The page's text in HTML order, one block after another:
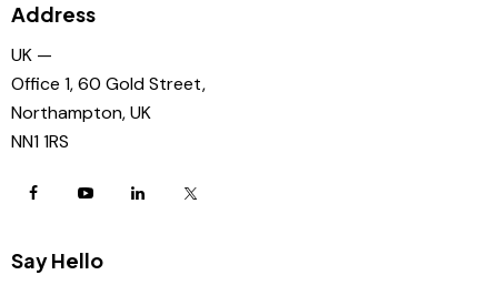
Address
UK —
Office 1, 60 Gold Street,
Northampton, UK
NN1 1RS
Say Hello